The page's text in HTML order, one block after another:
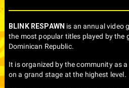
BLINK RESPAWN is an annual video
the most popular titles played by the
Dominican Republic.
It is organized by the community as
on a grand stage at the highest level.